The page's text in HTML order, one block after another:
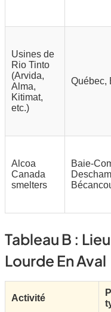
Usines de
Rio Tinto
(Arvida,
Alma,
Kitimat,
etc.)
Québec,
Alcoa
Canada
smelters
Baie-
Tableau B :
Lourde En Aval
Activité